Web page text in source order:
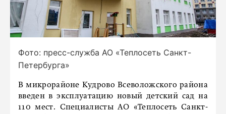
Фото: пресс-служба АО «Теплосеть Санкт-
Петербурга»
В микрорайоне Кудрово Всеволожского района
введен в эксплуатацию новый детский сад на
110 мест. Специалисты АО «Теплосеть Санкт-